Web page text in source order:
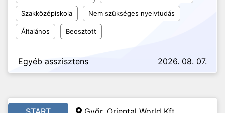
Szakközépiskola Nem szükséges nyelvtudás
Általános Beosztott
Egyéb asszisztens 2026. 08. 07.